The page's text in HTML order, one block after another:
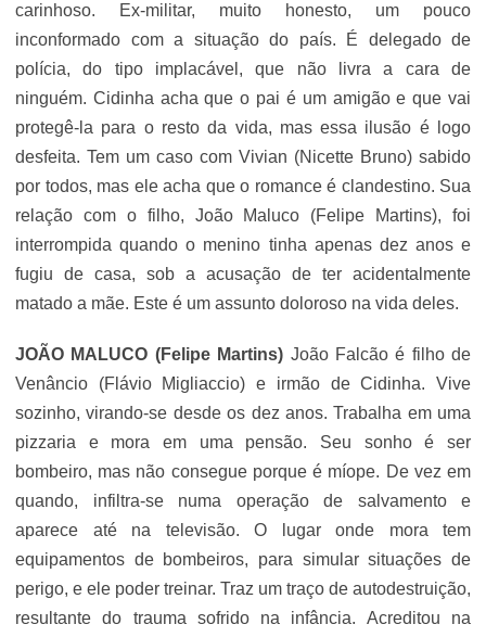
carinhoso. Ex-militar, muito honesto, um pouco
inconformado com a situação do país. É delegado de
polícia, do tipo implacável, que não livra a cara de
ninguém. Cidinha acha que o pai é um amigão e que vai
protegê-la para o resto da vida, mas essa ilusão é logo
desfeita. Tem um caso com Vivian (Nicette Bruno) sabido
por todos, mas ele acha que o romance é clandestino. Sua
relação com o filho, João Maluco (Felipe Martins), foi
interrompida quando o menino tinha apenas dez anos e
fugiu de casa, sob a acusação de ter acidentalmente
matado a mãe. Este é um assunto doloroso na vida deles.
JOÃO MALUCO (Felipe Martins) João Falcão é filho de
Venâncio (Flávio Migliaccio) e irmão de Cidinha. Vive
sozinho, virando-se desde os dez anos. Trabalha em uma
pizzaria e mora em uma pensão. Seu sonho é ser
bombeiro, mas não consegue porque é míope. De vez em
quando, infiltra-se numa operação de salvamento e
aparece até na televisão. O lugar onde mora tem
equipamentos de bombeiros, para simular situações de
perigo, e ele poder treinar. Traz um traço de autodestruição,
resultante do trauma sofrido na infância. Acreditou na